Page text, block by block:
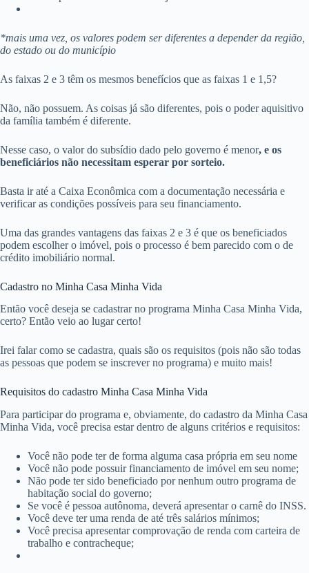
*mais uma vez, os valores podem ser diferentes a depender da região,
do estado ou do município
As faixas 2 e 3 têm os mesmos benefícios que as faixas 1 e 1,5?
Não, não possuem. As coisas já são diferentes, pois o poder aquisitivo
da família também é diferente.
Nesse caso, o valor do subsídio dado pelo governo é menor, e os
beneficiários não necessitam esperar por sorteio.
Basta ir até a Caixa Econômica com a documentação necessária e
verificar as condições possíveis para seu financiamento.
Uma das grandes vantagens das faixas 2 e 3 é que os beneficiados
podem escolher o imóvel, pois o processo é bem parecido com o de
crédito imobiliário normal.
Cadastro no Minha Casa Minha Vida
Então você deseja se cadastrar no programa Minha Casa Minha Vida,
certo? Então veio ao lugar certo!
Irei falar como se cadastra, quais são os requisitos (pois não são todas
as pessoas que podem se inscrever no programa) e muito mais!
Requisitos do cadastro Minha Casa Minha Vida
Para participar do programa e, obviamente, do cadastro da Minha Casa
Minha Vida, você precisa estar dentro de alguns critérios e requisitos:
Você não pode ter de forma alguma casa própria em seu nome
Você não pode possuir financiamento de imóvel em seu nome;
Não pode ter sido beneficiado por nenhum outro programa de
habitação social do governo;
Se você é pessoa autônoma, deverá apresentar o carnê do INSS.
Você deve ter uma renda de até três salários mínimos;
Você precisa apresentar comprovação de renda com carteira de
trabalho e contracheque;